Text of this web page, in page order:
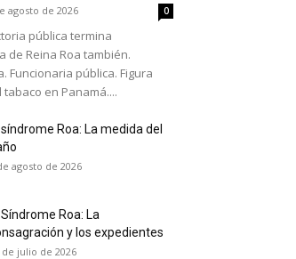
las
agosto de 2026 0
pública termina
de Reina Roa también.
Funcionaria pública. Figura
en Panamá....
síndrome Roa: La medida del
agosto de 2026
Síndrome Roa: La
y los expedientes
de julio de 2026